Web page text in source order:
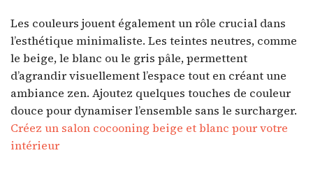
Les couleurs jouent également un rôle crucial dans
l’esthétique minimaliste. Les teintes neutres, comme
le beige, le blanc ou le gris pâle, permettent
d’agrandir visuellement l’espace tout en créant une
ambiance zen. Ajoutez quelques touches de couleur
douce pour dynamiser l’ensemble sans le surcharger.
Créez un salon cocooning beige et blanc pour votre
intérieur